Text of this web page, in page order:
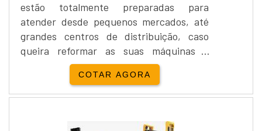
estão totalmente preparadas para
atender desde pequenos mercados, até
grandes centros de distribuição, caso
queira reformar as suas máquinas a
empresa de aluguel também poderá
realizar este serviço, os técnicos e
profissionais são capacitados para
que a empresa de aluguel oferece
COTAR AGORA